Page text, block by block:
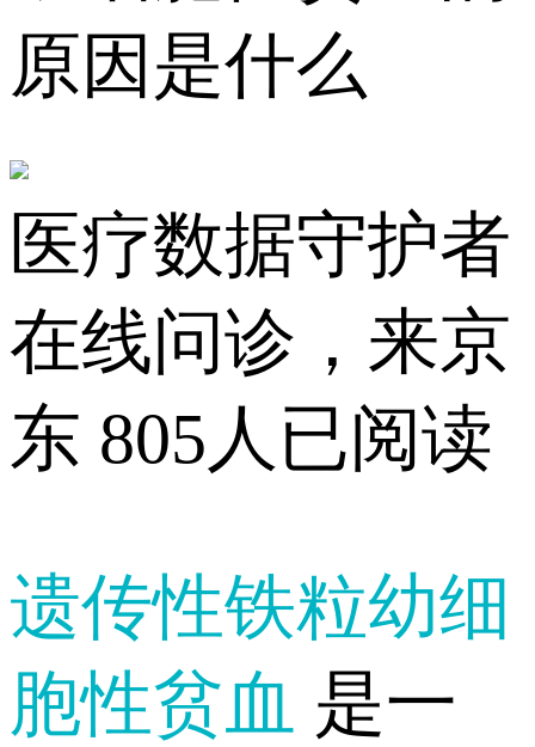
原因是什么
医疗数据守护者
在线问诊，来京
东 805人已阅读
遗传性铁粒幼细
胞性贫血 是一